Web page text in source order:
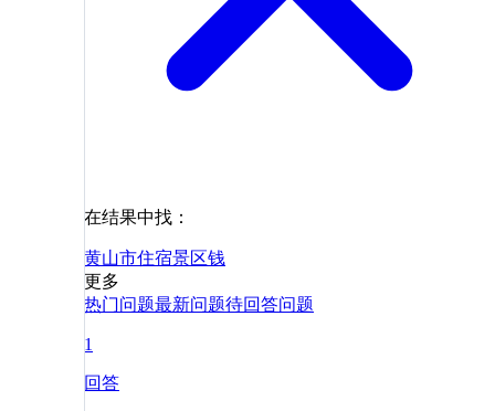
在结果中找：
黄山市住宿景区钱
更多
热门问题最新问题待回答问题
1
回答